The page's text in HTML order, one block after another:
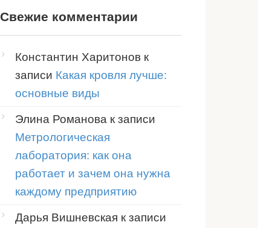
Свежие комментарии
Константин Харитонов к
записи Какая кровля лучше:
основные виды
Элина Романова к записи
Метрологическая
лаборатория: как она
работает и зачем она нужна
каждому предприятию
Дарья Вишневская к записи